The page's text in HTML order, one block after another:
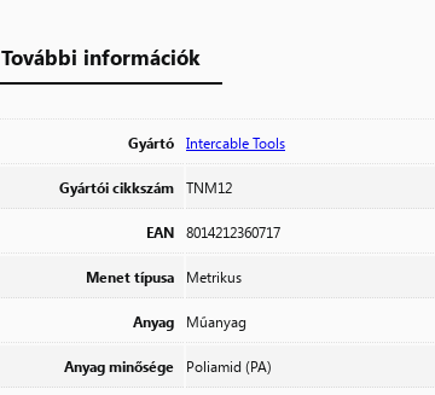
További információk
Gyártó Intercable Tools
Gyártói cikkszám TNM12
EAN 8014212360717
Menet típusa Metrikus
Anyag Műanyag
Anyag minősége Poliamid (PA)